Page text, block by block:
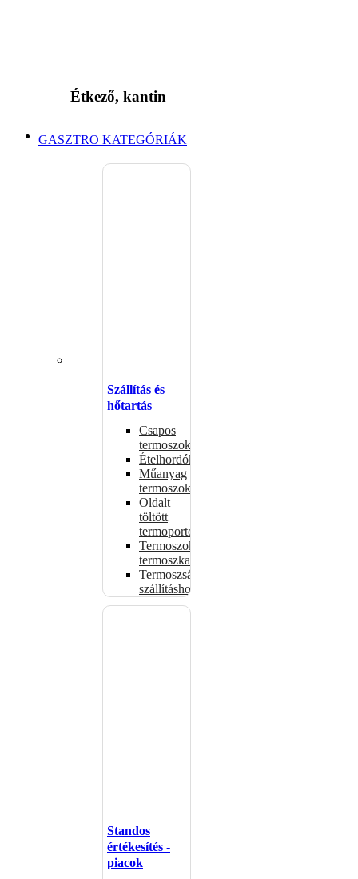
Étkező, kantin
GASZTRO KATEGÓRIÁK
Szállítás és
hőtartás
Csapos
termoszok
Ételhordók
Műanyag
termoszok
Oldalt
töltött
termoportok
Termoszok,
termoszkannák
Termoszsákok
szállításhoz
Standos
értékesítés -
piacok